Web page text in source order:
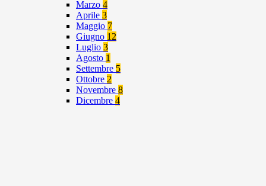
Marzo 4
Aprile 3
Maggio 7
Giugno 12
Luglio 3
Agosto 1
Settembre 5
Ottobre 2
Novembre 8
Dicembre 4